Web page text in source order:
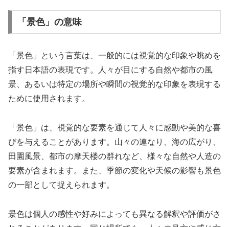
「景色」の意味
「景色」という言葉は、一般的には視覚的な印象や眺めを
指す日本語の表現です。人々が目にする自然や都市の風
景、あるいは特定の場所や瞬間の視覚的な印象を表現する
ために使用されます。
「景色」は、視覚的な要素を通じて人々に感動や美的な喜
びを与えることがあります。山々の連なり、海の広がり、
田園風景、都市の摩天楼の群れなど、様々な自然や人造の
要素が含まれます。また、季節の変化や天候の影響も景色
の一部として捉えられます。
景色は個人の感性や好みによっても異なる解釈や評価がさ